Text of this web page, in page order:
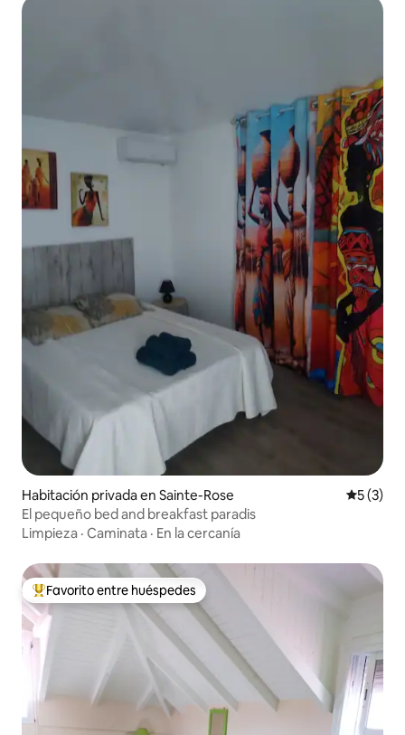
Habitación privada en Sainte-Rose
5 (3)
El pequeño bed and breakfast paradis
Limpieza · Caminata · En la cercanía
Favorito entre huéspedes preferido
Favorito entre huéspedes